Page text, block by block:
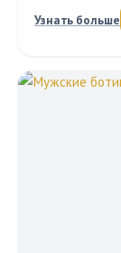
Узнать больше